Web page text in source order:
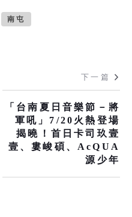
南屯
下一篇
「台南夏日音樂節－將
軍吼」7/20火熱登場
揭曉！首日卡司玖壹
壹、婁峻碩、AcQUA
源少年